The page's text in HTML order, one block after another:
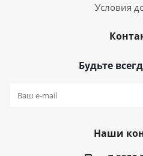
Условия
Будьте
Наши